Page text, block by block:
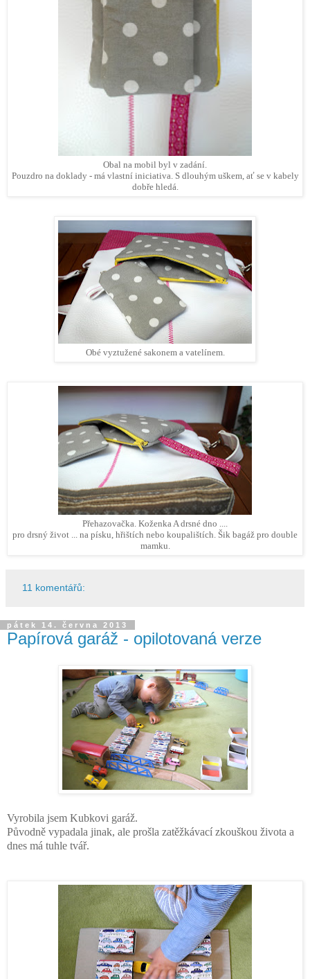
Obal na mobil byl v zadání.
Pouzdro na doklady - má vlastní iniciativa. S dlouhým uškem, ať se v kabely
dobře hledá.
Obé vyztužené sakonem a vatelínem.
Přehazovačka. Koženka A drsné dno ....
pro drsný život ... na písku, hřištích nebo koupalištích. Šik bagáž pro double
mamku.
11 komentářů:
pátek 14. června 2013
Papírová garáž - opilotovaná verze
Vyrobila jsem Kubkovi garáž.
Původně vypadala jinak, ale prošla zatěžkávací zkouškou života a
dnes má tuhle tvář.